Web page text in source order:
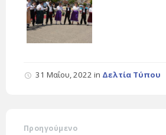
31 Μαΐου, 2022 in Δελτία Τύπου
Προηγούμενο